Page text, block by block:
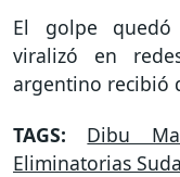
El golpe quedó
viralizó en
argentino recibió
TAGS: Dibu
Eliminatorias